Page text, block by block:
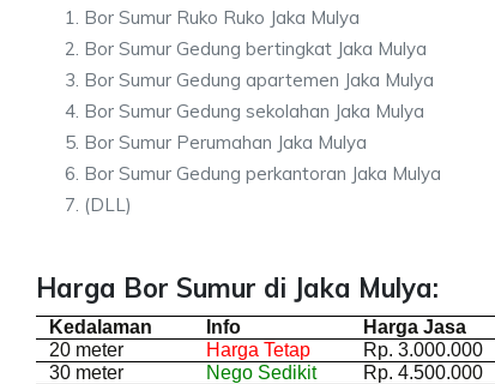
Bor Sumur Ruko Ruko Jaka Mulya
Bor Sumur Gedung bertingkat Jaka Mulya
Bor Sumur Gedung apartemen Jaka Mulya
Bor Sumur Gedung sekolahan Jaka Mulya
Bor Sumur Perumahan Jaka Mulya
Bor Sumur Gedung perkantoran Jaka Mulya
(DLL)
Harga Bor Sumur di Jaka Mulya:
Kedalaman Info
Harga Jasa
20 meter
Harga Tetap
Rp. 3.000.000
30 meter
Nego Sedikit
Rp. 4.500.000